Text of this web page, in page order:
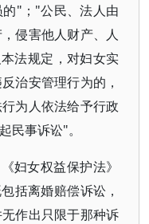
"；"公民、法人由
侵害他人财产、人
法规定，对妇女实
治安管理行为的，
为人依法给予行政
民事诉讼"。
妇女权益保护法》
括离婚赔偿诉讼，
作出只限于那种诉